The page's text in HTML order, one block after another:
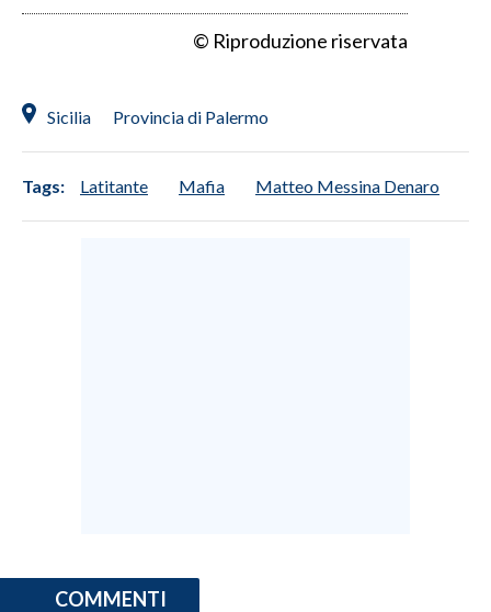
© Riproduzione riservata
Sicilia Provincia di Palermo
Tags: Latitante Mafia Matteo Messina Denaro
COMMENTI